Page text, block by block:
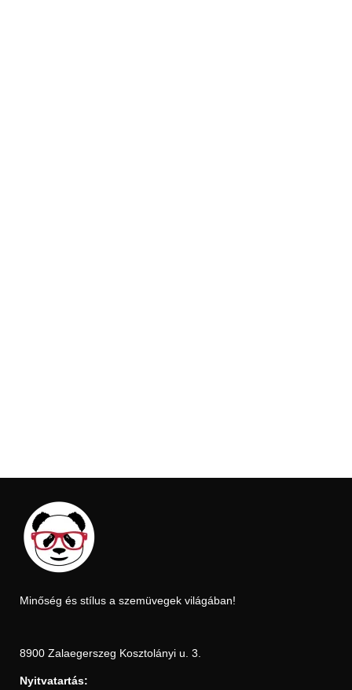
Minőség és stílus a szemüvegek világában!
8900 Zalaegerszeg Kosztolányi u. 3.
Nyitvatartás: